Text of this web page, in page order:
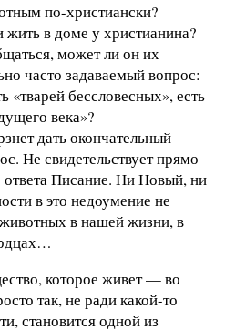
по-христиански?
в доме у христианина?
может ли он их
часто задаваемый вопрос:
«тварей бессловесных», есть
века»?
дать окончательный
Не свидетельствует прямо
Писание. Ни Новый, ни
в это недоумение не
в нашей жизни, в
которое живет — во
так, не ради какой-то
становится одной из